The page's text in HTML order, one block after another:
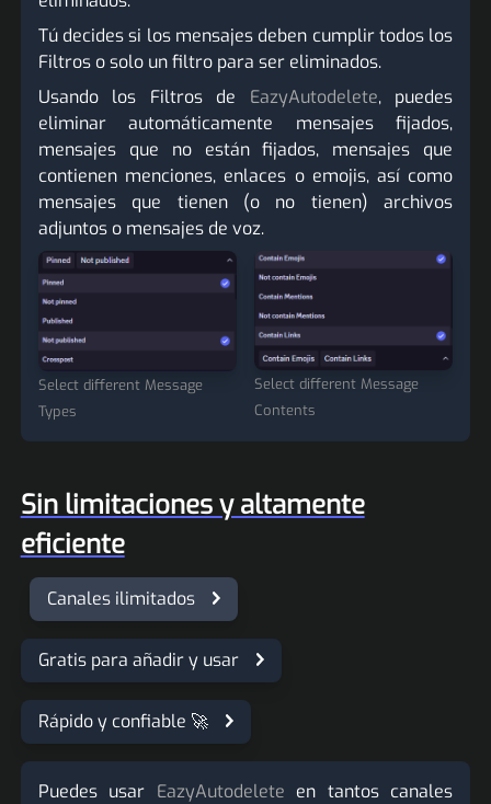
Tú decides si los mensajes deben cumplir todos los
Filtros o solo un filtro para ser eliminados.
Usando los Filtros de EazyAutodelete, puedes
eliminar automáticamente mensajes fijados,
mensajes que no están fijados, mensajes que
contienen menciones, enlaces o emojis, así como
mensajes que tienen (o no tienen) archivos
adjuntos o mensajes de voz.
Select different Message
Types
Select different Message
Contents
Sin limitaciones y altamente
eficiente
Canales ilimitados
Gratis para añadir y usar
Rápido y confiable 🚀
Puedes usar EazyAutodelete en tantos canales